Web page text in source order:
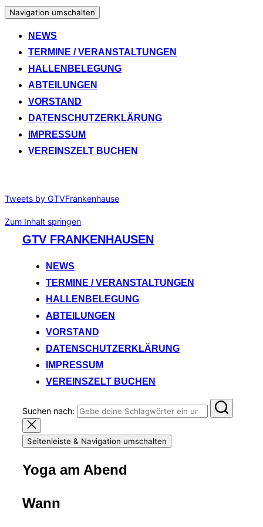
Navigation umschalten
NEWS
TERMINE / VERANSTALTUNGEN
HALLENBELEGUNG
ABTEILUNGEN
VORSTAND
DATENSCHUTZERKLÄRUNG
IMPRESSUM
VEREINSZELT BUCHEN
Tweets by GTVFrankenhause
Zum Inhalt springen
GTV FRANKENHAUSEN
NEWS
TERMINE / VERANSTALTUNGEN
HALLENBELEGUNG
ABTEILUNGEN
VORSTAND
DATENSCHUTZERKLÄRUNG
IMPRESSUM
VEREINSZELT BUCHEN
Suchen nach:
Seitenleiste & Navigation umschalten
Yoga am Abend
Wann